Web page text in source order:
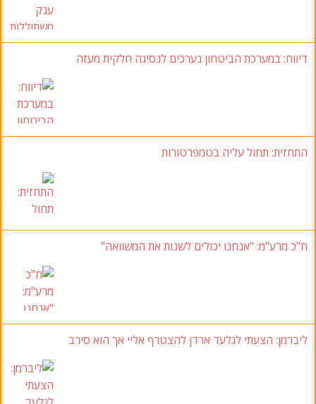
דיווח: במערכת הביטחון נערכים לנסיגה חלקית מעזה
התחזית: תחול עליה בטמפרטורות
ח"כ מרע"מ: "אנחנו יכולים לשנות את המשוואה"
ליברמן: הצעתי לגלעד ארדן להצטרף אליי אך הוא סירב